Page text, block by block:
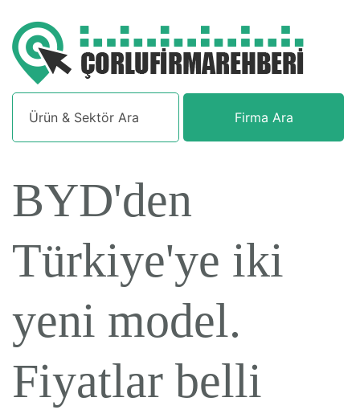
Firma Ara
BYD'den
Türkiye'ye iki
yeni model.
Fiyatlar belli